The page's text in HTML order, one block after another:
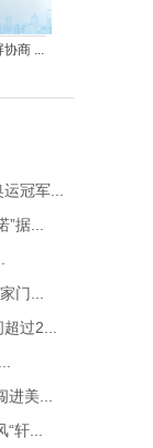
协商 ...
冠军...
据...
门...
过2...
美...
轩...